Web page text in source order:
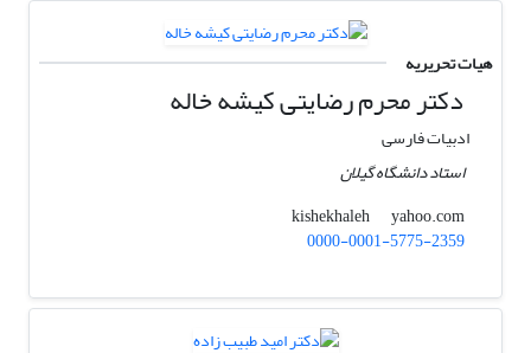
هیات تحریریه
دکتر محرم رضایتی کیشه خاله
ادبیات فارسی
استاد دانشگاه گیلان
kishekhaleh
yahoo.com
0000-0001-5775-2359